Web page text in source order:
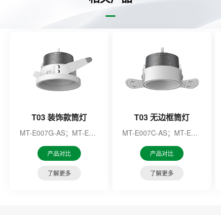
T03 装饰款筒灯
MT-E007G-AS；MT-E007H-AS
产品对比
了解更多
T03 无边框筒灯
MT-E007C-AS；MT-E007F-AS；MT-E007M-AS；MT-E007N-AS；MT-E010E-AS；MT-E010F-AS；MT-E010G-AS；MT-E010H-AS；
产品对比
了解更多